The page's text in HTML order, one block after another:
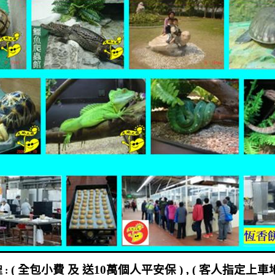
: (全包小費 及 送10萬個人平安保 ) , (客人指定上車